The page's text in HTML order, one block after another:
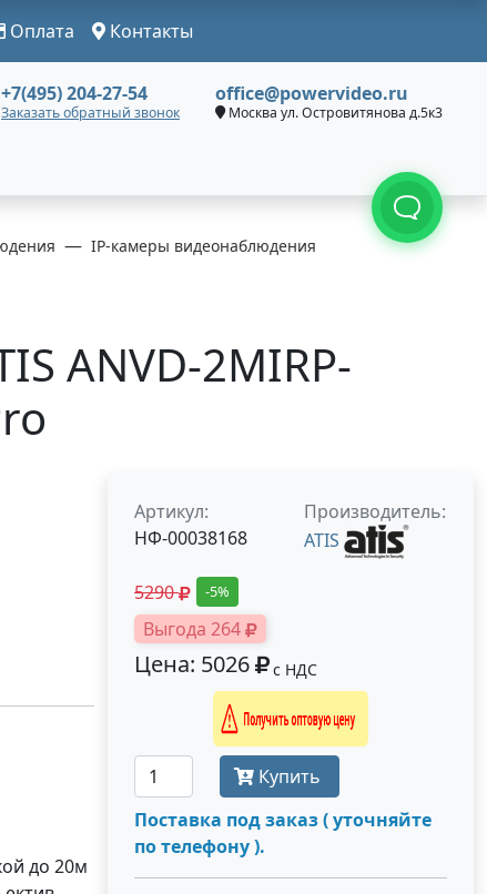
Оплата Контакты
+7(495) 204-27-54
Заказать обратный звонок
office@powervideo.ru
Москва ул. Островитянова д.5к3
IP-камеры видеонаблюдения
ANVD-2MIRP-
до 20м
Артикул:
НФ-00038168
Производитель:
ATIS
5290 -5%
Выгода 264
Цена: 5026 с НДС
Получить оптовую цену
Купить
Поставка под заказ ( уточняйте
по телефону ).